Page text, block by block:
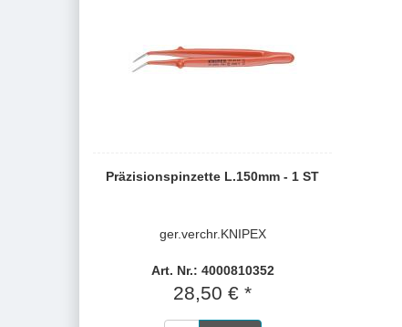
Präzisionspinzette L.150mm - 1 ST
ger.verchr.KNIPEX
Art. Nr.: 4000810352
28,50 € *